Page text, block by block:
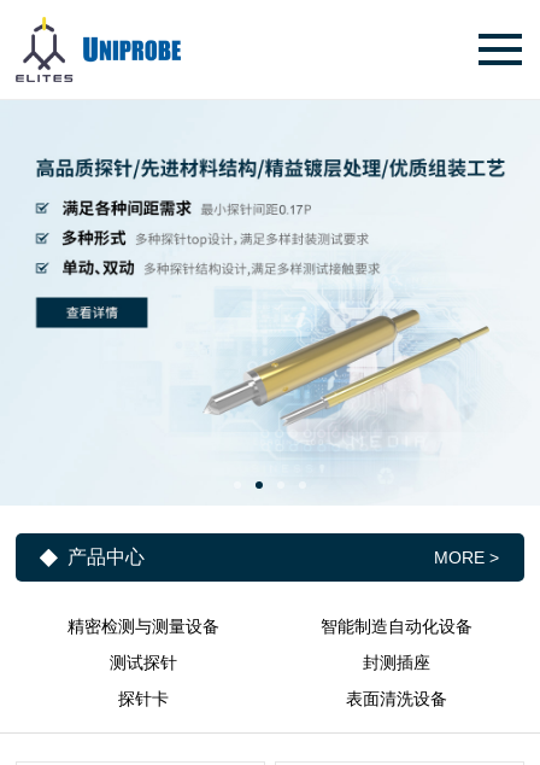
产品中心 MORE >
精密检测与测量设备
智能制造自动化设备
测试探针
封测插座
探针卡
表面清洗设备